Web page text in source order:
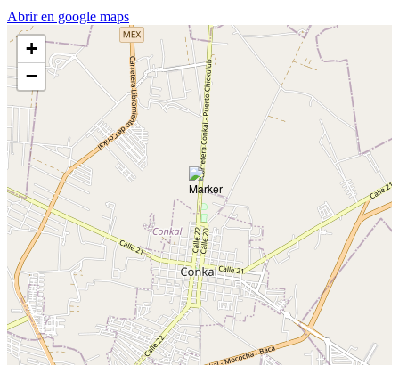
Abrir en google maps
+
−